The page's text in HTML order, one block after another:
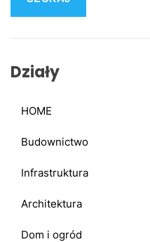
a
j
Działy
HOME
Budownictwo
Infrastruktura
Architektura
Dom i ogród